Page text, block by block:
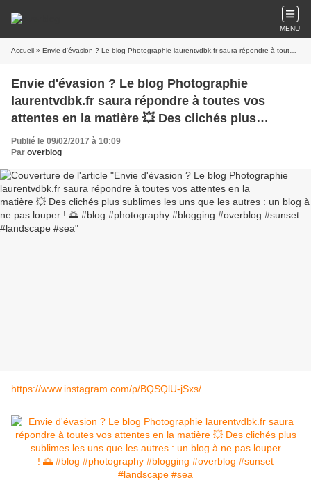
MENU
Accueil » Envie d'évasion ? Le blog Photographie laurentvdbk.fr saura répondre à toutes vos attentes en la matière 💥 Des clichés plus sublimes les uns que les autres : un blog à ne pas louper ! 🌅 #blog #photography #blogging #overblog #sunset #landscape #sea
Envie d'évasion ? Le blog Photographie
laurentvdbk.fr saura répondre à toutes vos
attentes en la matière 💥 Des clichés plus
sublimes les uns que les autres : un blog à ne
pas louper ! 🌅 #blog #photography #blogging
#overblog #sunset #landscape #sea
Publié le 09/02/2017 à 10:09
Par overblog
https://www.instagram.com/p/BQSQlU-jSxs/